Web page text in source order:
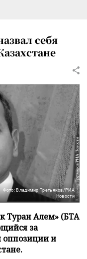
себя
Фото: Владимир Третьяков/РИА
Новости
Туран Алем» (БТА
за
оппозиции и